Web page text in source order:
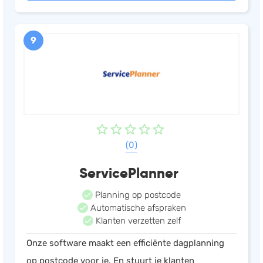
9
(0)
ServicePlanner
Planning op postcode
Automatische afspraken
Klanten verzetten zelf
Onze software maakt een efficiënte dagplanning
op postcode voor je. En stuurt je klanten